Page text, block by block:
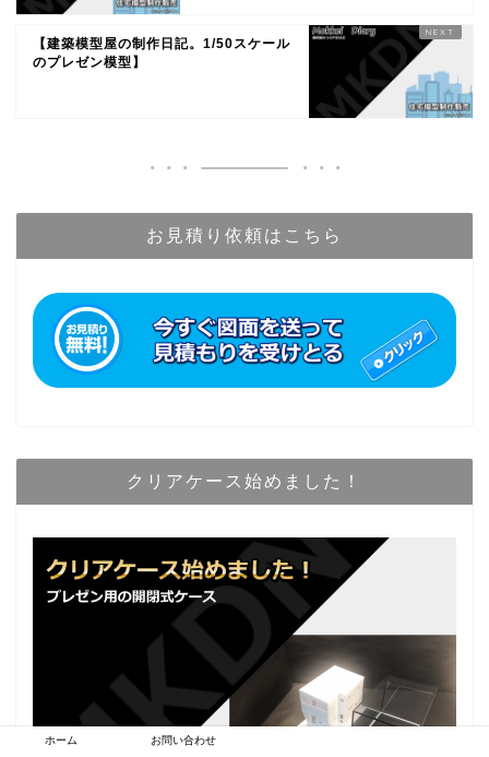
【建築模型屋の制作日記。1/50スケール
のプレゼン模型】
お見積り依頼はこちら
クリアケース始めました！
ホーム お問い合わせ